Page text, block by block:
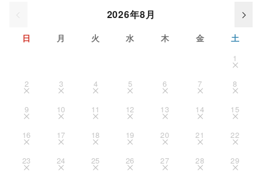
2026年8月
日 月 火 水 木 金 土
1
2 3 4 5 6 7 8
9 10 11 12 13 14 15
16 17 18 19 20 21 22
23 24 25 26 27 28 29